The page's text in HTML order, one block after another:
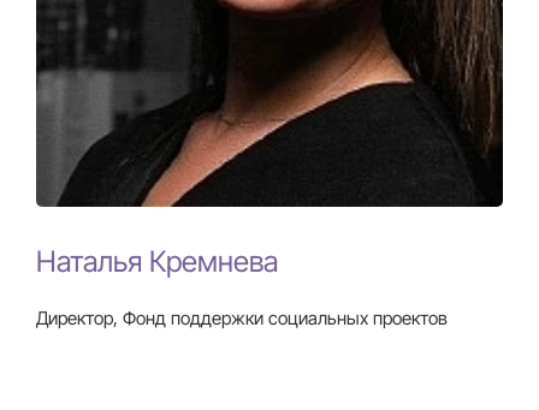
Наталья Кремнева
Директор, Фонд поддержки социальных проектов